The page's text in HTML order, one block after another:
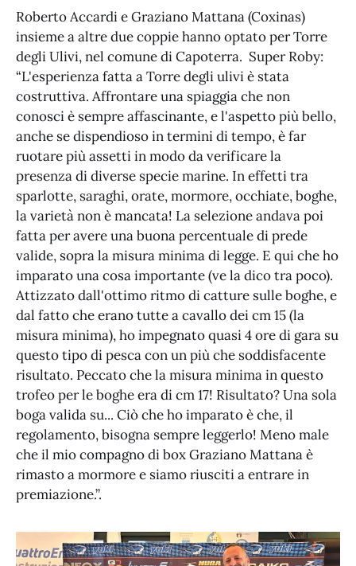
Roberto Accardi e Graziano Mattana (Coxinas)
insieme a altre due coppie hanno optato per Torre
degli Ulivi, nel comune di Capoterra. Super Roby:
“L'esperienza fatta a Torre degli ulivi è stata
costruttiva. Affrontare una spiaggia che non
conosci è sempre affascinante, e l'aspetto più bello,
anche se dispendioso in termini di tempo, è far
ruotare più assetti in modo da verificare la
presenza di diverse specie marine. In effetti tra
sparlotte, saraghi, orate, mormore, occhiate, boghe,
la varietà non è mancata! La selezione andava poi
fatta per avere una buona percentuale di prede
valide, sopra la misura minima di legge. E qui che ho
imparato una cosa importante (ve la dico tra poco).
Attizzato dall'ottimo ritmo di catture sulle boghe, e
dal fatto che erano tutte a cavallo dei cm 15 (la
misura minima), ho impegnato quasi 4 ore di gara su
questo tipo di pesca con un più che soddisfacente
risultato. Peccato che la misura minima in questo
trofeo per le boghe era di cm 17! Risultato? Una sola
boga valida su... Ciò che ho imparato è che, il
regolamento, bisogna sempre leggerlo! Meno male
che il mio compagno di box Graziano Mattana è
rimasto a mormore e siamo riusciti a entrare in
premiazione.”.